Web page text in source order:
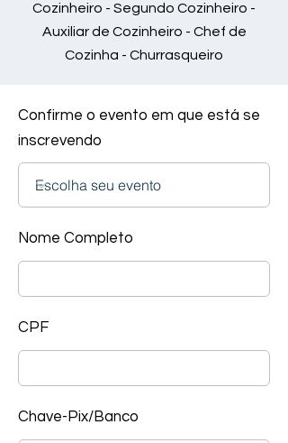
Cozinheiro - Segundo Cozinheiro -
Auxiliar de Cozinheiro - Chef de
Cozinha - Churrasqueiro
Confirme o evento em que está se
inscrevendo
Nome Completo
CPF
Chave-Pix/Banco